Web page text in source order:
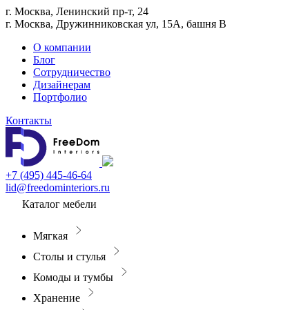
г. Москва, Ленинский пр-т, 24
г. Москва, Дружинниковская ул, 15А, башня В
О компании
Блог
Сотрудничество
Дизайнерам
Портфолио
Контакты
+7 (495) 445-46-64
lid@freedominteriors.ru
Каталог мебели
Мягкая
Столы и стулья
Комоды и тумбы
Хранение